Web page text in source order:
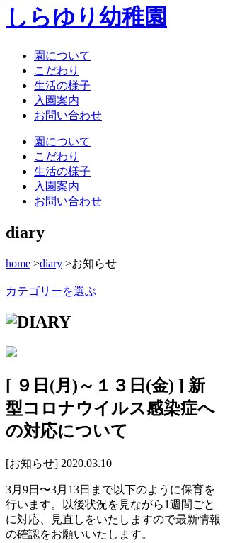
しらゆり幼稚園
園について
こだわり
生活の様子
入園案内
お問い合わせ
園について
こだわり
生活の様子
入園案内
お問い合わせ
diary
home >diary >お知らせ
カテゴリーを選ぶ
[ ９日(月)～１３日(金) ] 新
型コロナウイルス感染症へ
の対応について
[お知らせ] 2020.03.10
3月9日〜3月13日まで以下のように保育を
行います。以後状況を見ながら1週間ごと
に対応、見直しをいたしますので最新情報
の確認をお願いいたします。